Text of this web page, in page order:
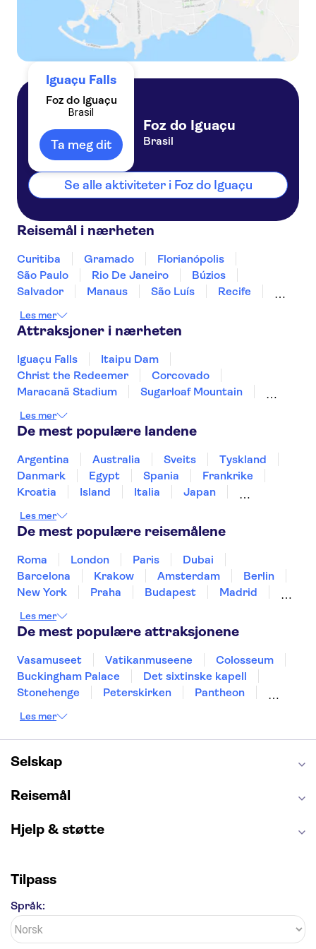
Iguaçu Falls
Foz do Iguaçu
Brasil
Ta meg dit
Foz do Iguaçu
Brasil
Se alle aktiviteter i Foz do Iguaçu
Reisemål i nærheten
Curitiba Gramado
Florianópolis
São Paulo
Rio De Janeiro
Búzios
Salvador
Manaus São Luís
Recife
Les mer
Attraksjoner i nærheten
Iguaçu Falls
Itaipu Dam
Christ the Redeemer
Corcovado
Maracanã Stadium
Sugarloaf Mountain
Les mer
De mest populære landene
Argentina Australia Sveits
Tyskland
Danmark
Egypt Spania
Frankrike
Kroatia
Island Italia
Japan
Portugal
Sverige Thailand
Les mer
De mest populære reisemålene
Roma London Paris
Dubai
Barcelona
Krakow Amsterdam
Berlin
New York
Praha Budapest
Madrid
Gdansk
Alicante Riga
Les mer
De mest populære attraksjonene
Vasamuseet Vatikanmuseene
Colosseum
Buckingham Palace
Det sixtinske kapell
Stonehenge
Peterskirken
Pantheon
Burj Khalifa
Alcatraz
Alhambra
Harry Potter Studios
Anne Franks hus
Blue Lagoon
Les mer
Selskap
Reisemål
Hjelp & støtte
Tilpass
Språk: